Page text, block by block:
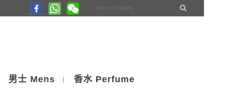
男士 Mens 香水 Perfume